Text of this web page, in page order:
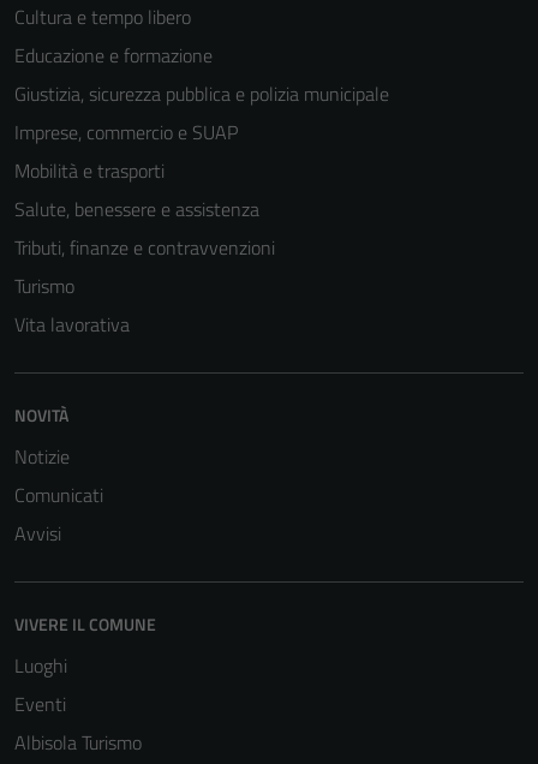
Cultura e tempo libero
Educazione e formazione
Giustizia, sicurezza pubblica e polizia municipale
Imprese, commercio e SUAP
Mobilità e trasporti
Salute, benessere e assistenza
Tributi, finanze e contravvenzioni
Turismo
Vita lavorativa
NOVITÀ
Notizie
Comunicati
Avvisi
VIVERE IL COMUNE
Luoghi
Eventi
Albisola Turismo
Tecnici
essere